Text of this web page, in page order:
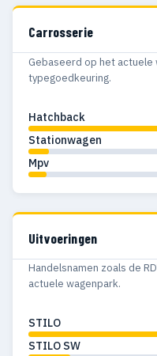
Carrosserie
Gebaseerd op het actuele
typegoedkeuring.
Hatchback
Stationwagen
Mpv
Uitvoeringen
Handelsnamen zoals de
actuele wagenpark.
STILO
STILO SW